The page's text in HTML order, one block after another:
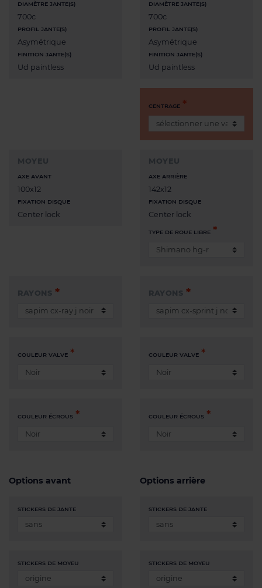
DIAMÈTRE JANTE(S)
700c
PROFIL JANTE(S)
Asymétrique
FINITION JANTE(S)
Ud paintless
MOYEU
AXE AVANT
100x12
FIXATION DISQUE
Center lock
RAYONS
COULEUR VALVE
COULEUR ÉCROUS
DIAMÈTRE JANTE(S)
700c
PROFIL JANTE(S)
Asymétrique
FINITION JANTE(S)
Ud paintless
CENTRAGE
MOYEU
AXE ARRIÈRE
142x12
FIXATION DISQUE
Center lock
TYPE DE ROUE LIBRE
RAYONS
COULEUR VALVE
COULEUR ÉCROUS
Options avant
STICKERS DE JANTE
STICKERS DE MOYEU
Options arrière
STICKERS DE JANTE
STICKERS DE MOYEU